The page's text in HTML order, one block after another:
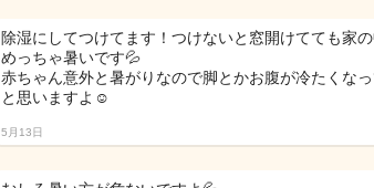
除湿にしてつけてます！つけないと窓開けてても家
めっちゃ暑いです💦
赤ちゃん意外と暑がりなので脚とかお腹が冷たくな
と思いますよ☺️
5月13日